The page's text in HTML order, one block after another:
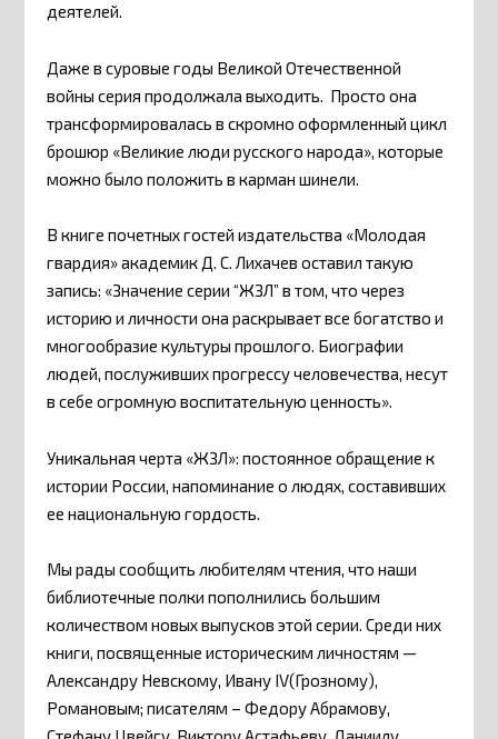
деятелей.
Даже в суровые годы Великой Отечественной
войны серия продолжала выходить. Просто она
трансформировалась в скромно оформленный цикл
брошюр «Великие люди русского народа», которые
можно было положить в карман шинели.
В книге почетных гостей издательства «Молодая
гвардия» академик Д. С. Лихачев оставил такую
запись: «Значение серии “ЖЗЛ” в том, что через
историю и личности она раскрывает все богатство и
многообразие культуры прошлого. Биографии
людей, послуживших прогрессу человечества, несут
в себе огромную воспитательную ценность».
Уникальная черта «ЖЗЛ»: постоянное обращение к
истории России, напоминание о людях, составивших
ее национальную гордость.
Мы рады сообщить любителям чтения, что наши
библиотечные полки пополнились большим
количеством новых выпусков этой серии. Среди них
книги, посвященные историческим личностям —
Александру Невскому, Ивану IV(Грозному),
Романовым; писателям – Федору Абрамову,